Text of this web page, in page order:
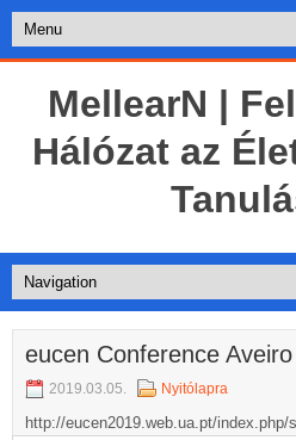
MellearN |
Hálózat az
eucen Conference
2019.03.05. Nyitólapra
http://eucen2019.web.ua.pt/index.php/